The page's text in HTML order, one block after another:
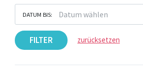
DATUM BIS:
FILTER zurücksetzen